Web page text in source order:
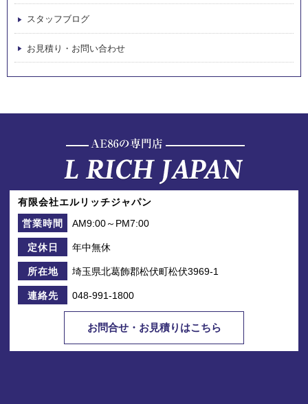
スタッフブログ
お見積り・お問い合わせ
有限会社エルリッチジャパン
営業時間
AM9:00～PM7:00
定休日 年中無休
所在地 埼玉県北葛飾郡松伏町松伏3969-1
連絡先 048-991-1800
お問合せ・お見積りはこちら